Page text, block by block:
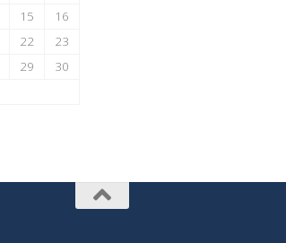
15
16
22
23
29
30